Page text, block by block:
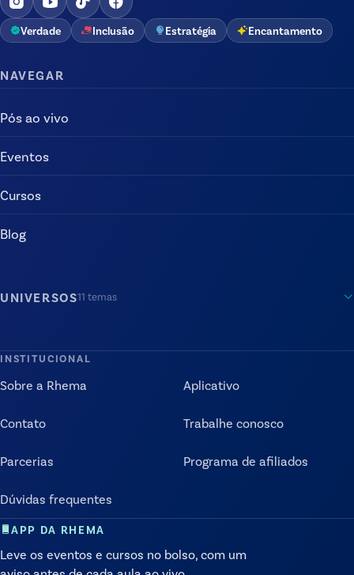
Verdade Inclusão Estratégia Encantamento
NAVEGAR
Pós ao vivo
Eventos
Cursos
Blog
UNIVERSOS11 temas
INSTITUCIONAL
Sobre a Rhema Aplicativo
Contato Trabalhe conosco
Parcerias Programa de afiliados
Dúvidas frequentes
APP DA RHEMA
Leve os eventos e cursos no bolso, com um